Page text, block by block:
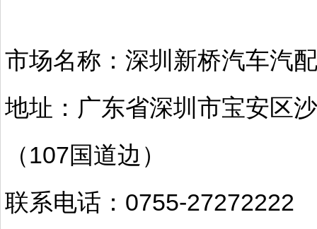
市场名称：深圳新桥汽车汽
地址：广东省深圳市宝安区
（107国道边）
联系电话：0755-27272222